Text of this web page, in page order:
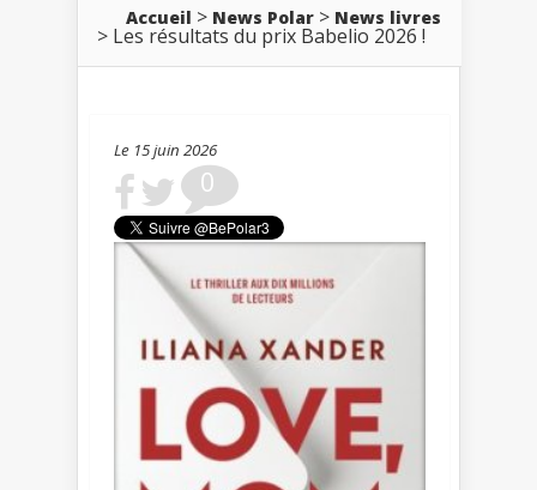
Accueil > News Polar > News livres
> Les résultats du prix Babelio 2026 !­
Le 15 juin 2026
0